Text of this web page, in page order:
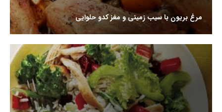
مرغ بریون با سیب زمینی و مغز کدو حلوایی